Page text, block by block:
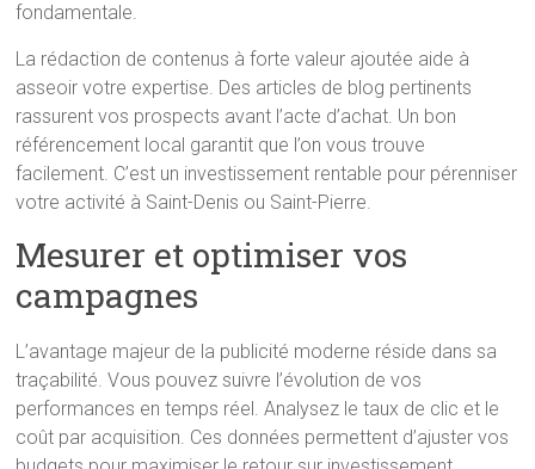
fondamentale.
La rédaction de contenus à forte valeur ajoutée aide à
asseoir votre expertise. Des articles de blog pertinents
rassurent vos prospects avant l’acte d’achat. Un bon
référencement local garantit que l’on vous trouve
facilement. C’est un investissement rentable pour pérenniser
votre activité à Saint-Denis ou Saint-Pierre.
Mesurer et optimiser vos
campagnes
L’avantage majeur de la publicité moderne réside dans sa
traçabilité. Vous pouvez suivre l’évolution de vos
performances en temps réel. Analysez le taux de clic et le
coût par acquisition. Ces données permettent d’ajuster vos